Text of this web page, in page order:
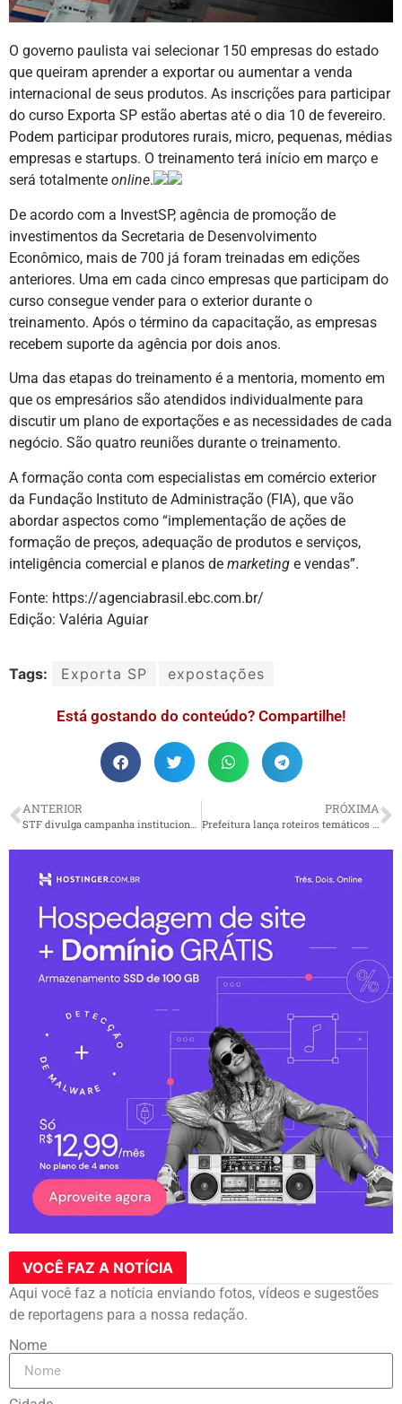
O governo paulista vai selecionar 150 empresas do estado
que queiram aprender a exportar ou aumentar a venda
internacional de seus produtos. As inscrições para participar
do curso Exporta SP estão abertas até o dia 10 de fevereiro.
Podem participar produtores rurais, micro, pequenas, médias
empresas e startups. O treinamento terá início em março e
será totalmente online.
De acordo com a InvestSP, agência de promoção de
investimentos da Secretaria de Desenvolvimento
Econômico, mais de 700 já foram treinadas em edições
anteriores. Uma em cada cinco empresas que participam do
curso consegue vender para o exterior durante o
treinamento. Após o término da capacitação, as empresas
recebem suporte da agência por dois anos.
Uma das etapas do treinamento é a mentoria, momento em
que os empresários são atendidos individualmente para
discutir um plano de exportações e as necessidades de cada
negócio. São quatro reuniões durante o treinamento.
A formação conta com especialistas em comércio exterior
da Fundação Instituto de Administração (FIA), que vão
abordar aspectos como “implementação de ações de
formação de preços, adequação de produtos e serviços,
inteligência comercial e planos de marketing e vendas”.
Fonte: https://agenciabrasil.ebc.com.br/
Edição: Valéria Aguiar
Tags: Exporta SP expostações
Está gostando do conteúdo? Compartilhe!
ANTERIOR
STF divulga campanha institucional em defesa da democracia
PRÓXIMA
Prefeitura lança roteiros temáticos com opções de lazer para turistas
VOCÊ FAZ A NOTÍCIA
Aqui você faz a notícia enviando fotos, vídeos e sugestões
de reportagens para a nossa redação.
Nome